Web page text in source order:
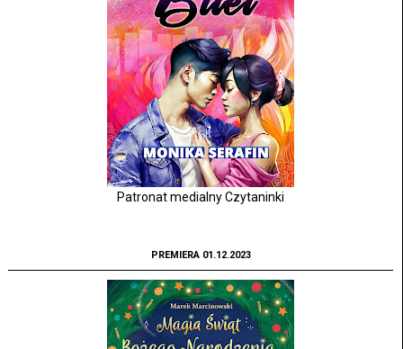
Patronat medialny Czytaninki
PREMIERA 01.12.2023